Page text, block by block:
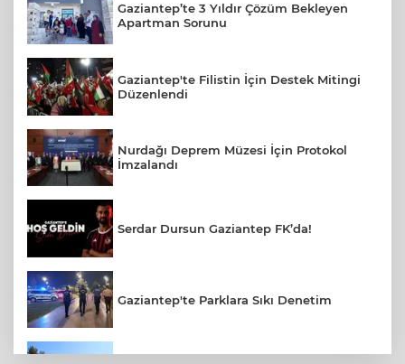
Gaziantep’te 3 Yıldır Çözüm Bekleyen
Apartman Sorunu
Gaziantep'te Filistin İçin Destek Mitingi
Düzenlendi
Nurdağı Deprem Müzesi İçin Protokol
İmzalandı
Serdar Dursun Gaziantep FK’da!
Gaziantep'te Parklara Sıkı Denetim